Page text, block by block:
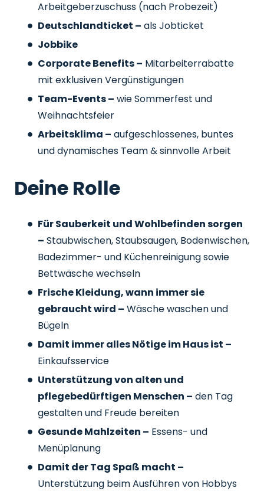
Arbeitgeberzuschuss (nach Probezeit)
Deutschlandticket – als Jobticket
Jobbike
Corporate Benefits – Mitarbeiterrabatte
mit exklusiven Vergünstigungen
Team-Events – wie Sommerfest und
Weihnachtsfeier
Arbeitsklima – aufgeschlossenes, buntes
und dynamisches Team & sinnvolle Arbeit
Deine Rolle
Für Sauberkeit und Wohlbefinden sorgen
– Staubwischen, Staubsaugen, Bodenwischen,
Badezimmer- und Küchenreinigung sowie
Bettwäsche wechseln
Frische Kleidung, wann immer sie
gebraucht wird – Wäsche waschen und
Bügeln
Damit immer alles Nötige im Haus ist –
Einkaufsservice
Unterstützung von alten und
pflegebedürftigen Menschen – den Tag
gestalten und Freude bereiten
Gesunde Mahlzeiten – Essens- und
Menüplanung
Damit der Tag Spaß macht –
Unterstützung beim Ausführen von Hobbys